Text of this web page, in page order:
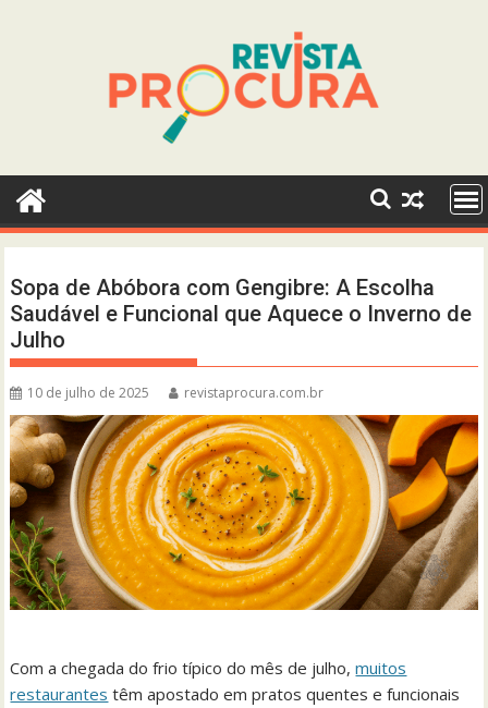
Sopa de Abóbora com Gengibre: A Escolha
Saudável e Funcional que Aquece o Inverno de
Julho
10 de julho de 2025 revistaprocura.com.br
Com a chegada do frio típico do mês de julho,muitos
restaurantes têm apostado em pratos quentes e funcionais